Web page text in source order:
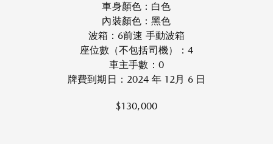
車身顏色：白色
內裝顏色：黑色
波箱：6前速 手動波箱
座位數（不包括司機）：4
車主手數：0
牌費到期日：2024 年 12月 6 日
$130,000